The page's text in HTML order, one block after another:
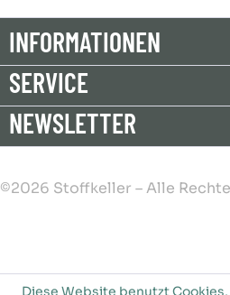
INFORMATIONEN
SERVICE
NEWSLETTER
©2026 Stoffkeller – Alle
Diese Website benutzt